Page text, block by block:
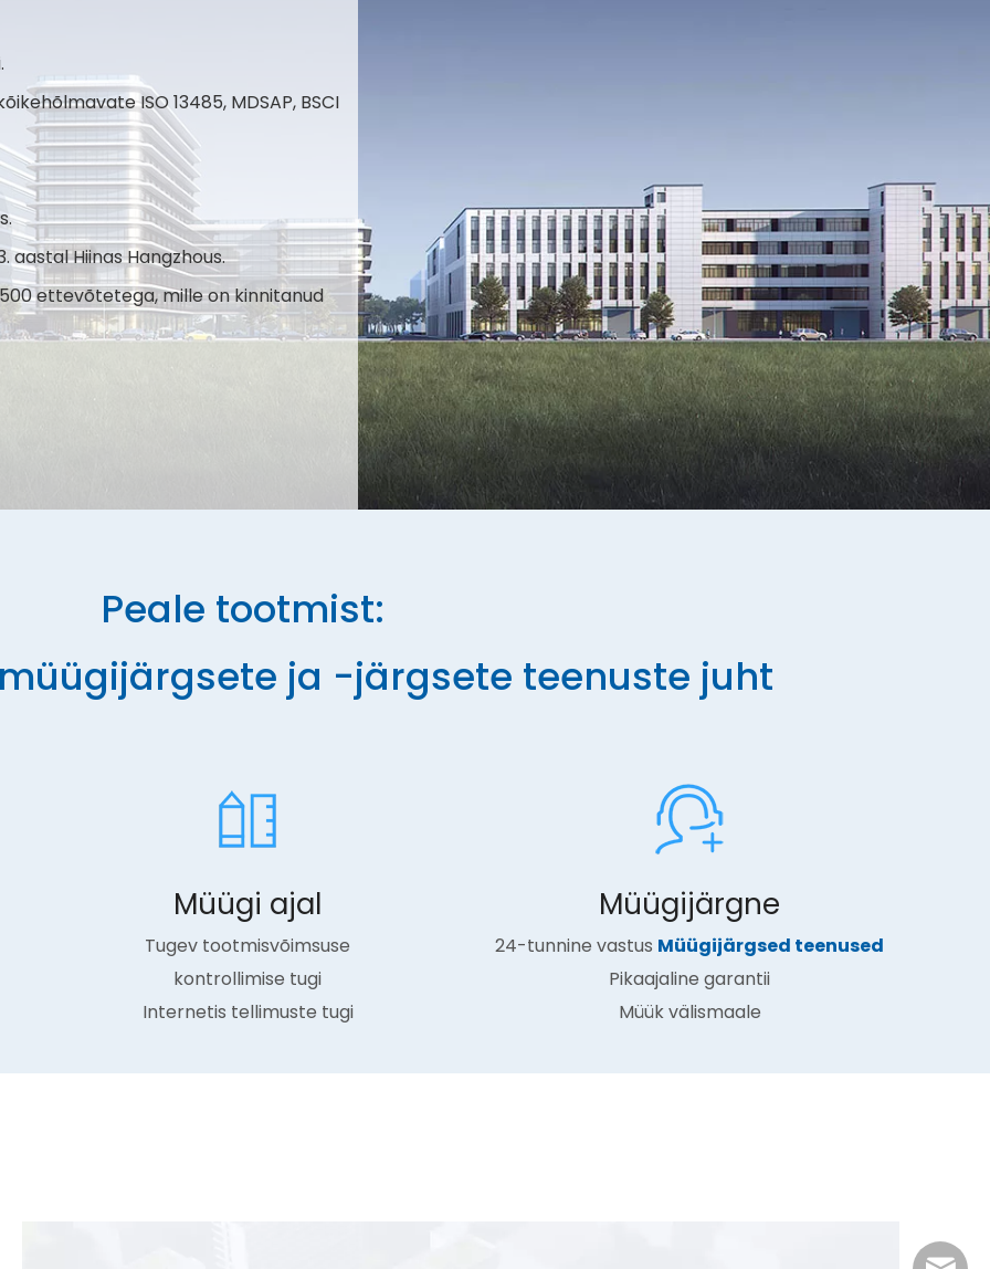
ISO 13485, MDSAP, BSCI
Hiinas Hangzhous.
ettevõtetega, mille on kinnitanud
Peale tootmist:
ja -järgsete teenuste juht
Müügi ajal
Tugev tootmisvõimsuse
kontrollimise tugi
Internetis tellimuste tugi
Müügijärgne
24-tunnine vastus Müügijärgsed teenused
Pikaajaline garantii
Müük välismaale